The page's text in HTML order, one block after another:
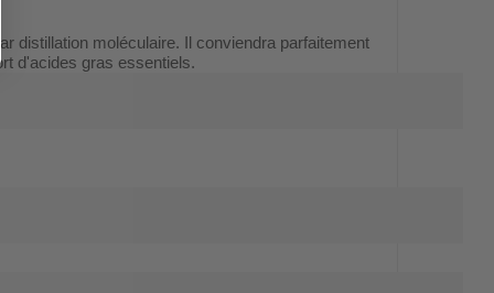
distillation moléculaire. Il conviendra parfaitement
d'acides gras essentiels.